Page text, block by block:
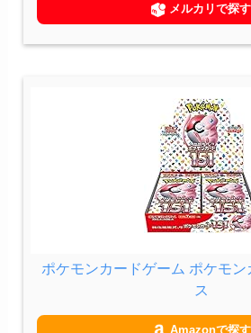
メルカリで探す
ポケモンカードゲーム ポケモン
ス
Amazonで探す